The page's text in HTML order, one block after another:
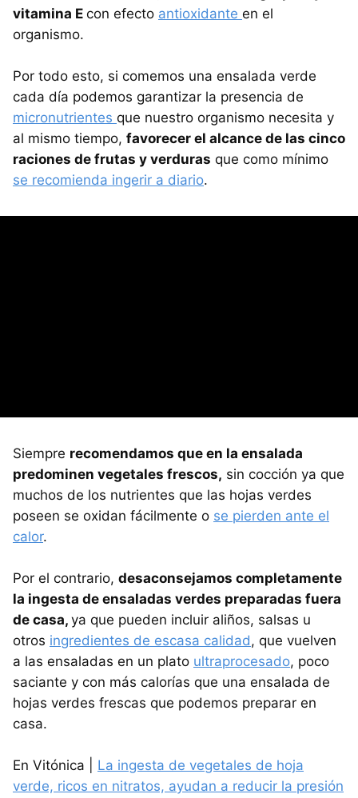
vitamina E con efecto antioxidante en el
organismo.
Por todo esto, si comemos una ensalada verde
cada día podemos garantizar la presencia de
micronutrientes que nuestro organismo necesita y
al mismo tiempo, favorecer el alcance de las cinco
raciones de frutas y verduras que como mínimo
se recomienda ingerir a diario.
Siempre recomendamos que en la ensalada
predominen vegetales frescos, sin cocción ya que
muchos de los nutrientes que las hojas verdes
poseen se oxidan fácilmente o se pierden ante el
calor.
Por el contrario, desaconsejamos completamente
la ingesta de ensaladas verdes preparadas fuera
de casa, ya que pueden incluir aliños, salsas u
otros ingredientes de escasa calidad, que vuelven
a las ensaladas en un plato ultraprocesado, poco
saciante y con más calorías que una ensalada de
hojas verdes frescas que podemos preparar en
casa.
En Vitónica | La ingesta de vegetales de hoja
verde, ricos en nitratos, ayudan a reducir la presión